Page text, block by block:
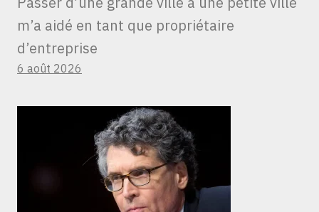
m’a aidé en tant que propriétaire
d’entreprise
6 août 2026